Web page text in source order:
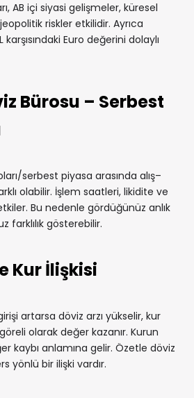
AB içi siyasi gelişmeler, küresel
riskler etkilidir. Ayrıca
karşısındaki Euro değerini dolaylı
Bürosu – Serbest
serbest piyasa arasında alış–
olabilir. İşlem saatleri, likidite ve
Bu nedenle gördüğünüz anlık
farklılık gösterebilir.
Kur İlişkisi
artarsa döviz arzı yükselir, kur
olarak değer kazanır. Kurun
kaybı anlamına gelir. Özetle döviz
yönlü bir ilişki vardır.